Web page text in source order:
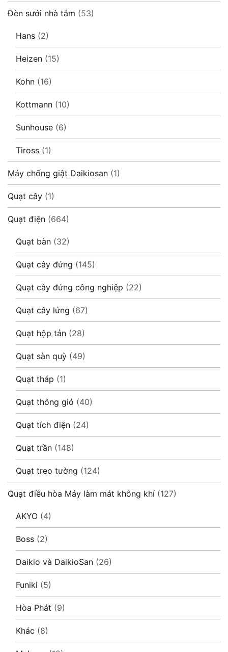
Đèn sưởi nhà tắm (53)
Hans (2)
Heizen (15)
Kohn (16)
Kottmann (10)
Sunhouse (6)
Tiross (1)
Máy chống giật Daikiosan (1)
Quạt cây (1)
Quạt điện (664)
Quạt bàn (32)
Quạt cây đứng (145)
Quạt cây đứng công nghiệp (22)
Quạt cây lửng (67)
Quạt hộp tản (28)
Quạt sàn quỳ (49)
Quạt tháp (1)
Quạt thông gió (40)
Quạt tích điện (24)
Quạt trần (148)
Quạt treo tường (124)
Quạt điều hòa Máy làm mát không khí (127)
AKYO (4)
Boss (2)
Daikio và DaikioSan (26)
Funiki (5)
Hòa Phát (9)
Khác (8)